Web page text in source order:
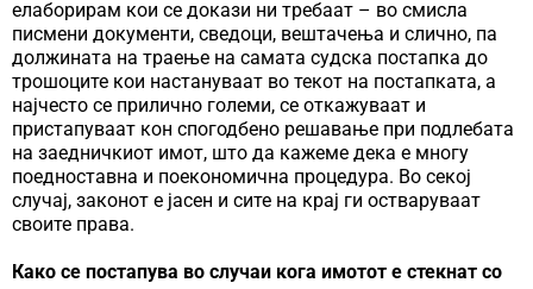
елаборирам кои се докази ни требаат – во смисла
писмени документи, сведоци, вештачења и слично, па
должината на траење на самата судска постапка до
трошоците кои настануваат во текот на постапката, а
најчесто се прилично големи, се откажуваат и
пристапуваат кон спогодбено решавање при подлебата
на заедничкиот имот, што да кажеме дека е многу
поедноставна и поекономична процедура. Во секој
случај, законот е јасен и сите на крај ги остваруваат
своите права.
Како се постапува во случаи кога имотот е стекнат со